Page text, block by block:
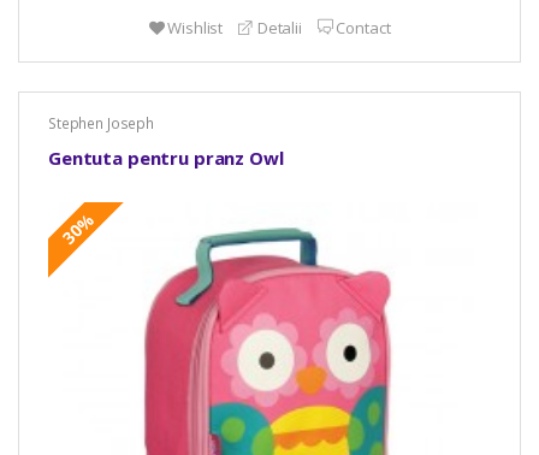
Wishlist Detalii Contact
Stephen Joseph
Gentuta pentru pranz Owl
30%